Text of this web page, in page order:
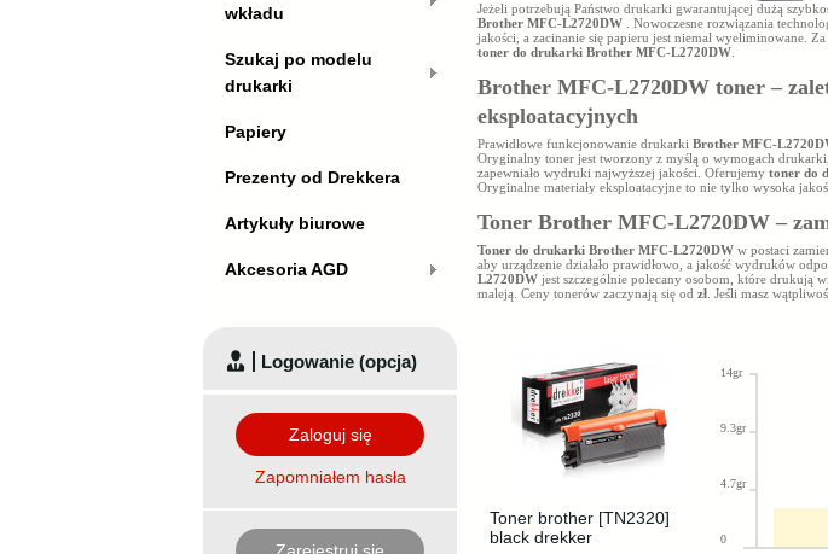
Jeżeli potrzebują Państwo drukarki gwarantującej dużą
Brother MFC-L2720DW . Nowoczesne rozwiązania
jakości, a zacinanie się papieru jest niemal wyeliminowane.
toner do drukarki Brother MFC-L2720DW
Brother MFC-L2720DW toner –
eksploatacyjnych
Prawidłowe funkcjonowanie drukarki Brother MFC-
Oryginalny toner jest tworzony z myślą o wymogach
zapewniało wydruki najwyższej jakości. Oferujemy toner do
Oryginalne materiały eksploatacyjne to nie tylko wysoka
Toner Brother MFC-L2720DW –
Toner do drukarki Brother MFC-L2720DW w postaci
aby urządzenie działało prawidłowo, a jakość wydruków
L2720DW jest szczególnie polecany osobom, które drukują
maleją. Ceny tonerów zaczynają się od zł . Jeśli masz
Toner brother [TN2320]
black drekker
14gr
9.3gr
4.7gr
0
wkładu
Szukaj po modelu
drukarki
Papiery
Prezenty od Drekkera
Artykuły biurowe
Akcesoria AGD
Logowanie (opcja)
Zaloguj się
Zapomniałem hasła
Zarejestruj się